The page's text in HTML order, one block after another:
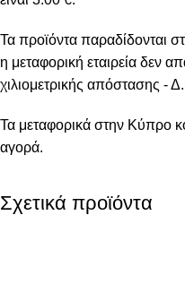
Τα προϊόντα παραδίδονται
η μεταφορική εταιρεία δεν
χιλιομετρικής απόστασης -
Τα μεταφορικά στην Κύπρο
αγορά.
Σχετικά προϊόντα